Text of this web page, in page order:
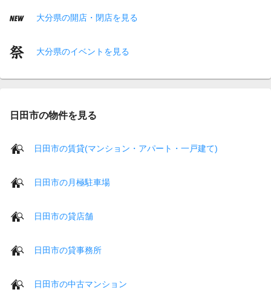
大分県の開店・閉店を見る
大分県のイベントを見る
日田市の物件を見る
日田市の賃貸(マンション・アパート・一戸建て)
日田市の月極駐車場
日田市の貸店舗
日田市の貸事務所
日田市の中古マンション